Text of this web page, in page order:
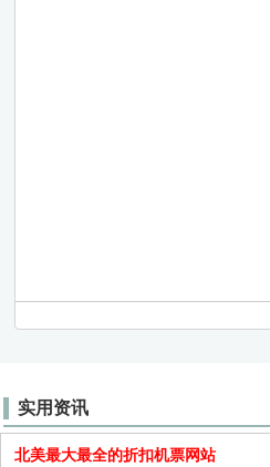
实用资讯
北美最大最全的折扣机票网站